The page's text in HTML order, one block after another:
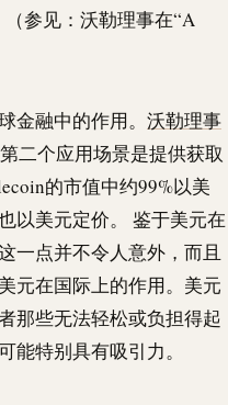
参见：沃勒理事在“A
金融中的作用。 沃勒理事
二个应用场景是提供获取
的市值中约99%以美
以美元定价。 鉴于美元在
一点并不令人意外，而且
元在国际上的作用。美元
那些无法轻松或负担得起
能特别具有吸引力。